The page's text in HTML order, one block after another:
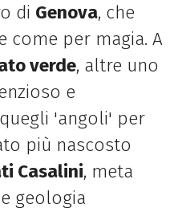
di Genova, che
come per magia. A
verde, altre uno
e
'angoli' per
più nascosto
Casalini, meta
geologia